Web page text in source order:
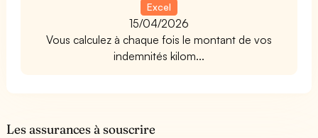
Excel
15/04/2026
Vous calculez à chaque fois le montant de vos
indemnités kilom...
Les assurances à souscrire